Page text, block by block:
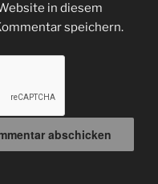
in diesem
speichern.